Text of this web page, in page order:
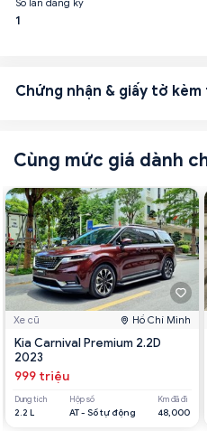
Số lần đăng ký
1
Chứng nhận & giấy tờ
Cùng mức giá dành
Xe cũ Hồ Chí Minh
Kia Carnival Premium 2.2D
2023
999 triệu
Dung tích
2.2 L
Hộp số
AT - Số tự động
Km đã đi
48,000